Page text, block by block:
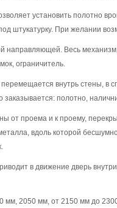
установить полотно
штукатурку. При желании
направляющей. Весь
ограничитель.
внутрь стены, в
полотно,
от проема и к проему,
вдоль которой
в движение дверь
мм, 2050 мм, от 2150 мм до